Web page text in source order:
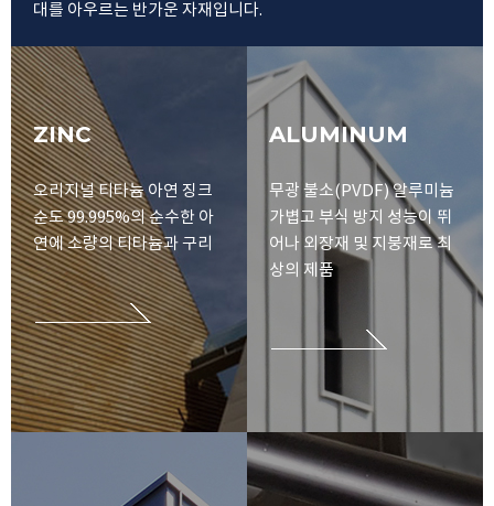
대를 아우르는 반가운 자재입니다.
ZINC
오리지널 티타늄 아연 징크
순도 99.995%의 순수한 아
연에소량의 티타늄과 구리
ALUMINUM
무광 불소(PVDF) 알루미늄
가볍고 부식 방지 성능이 뛰
어나 외장재 및 지붕재로 최
상의 제품